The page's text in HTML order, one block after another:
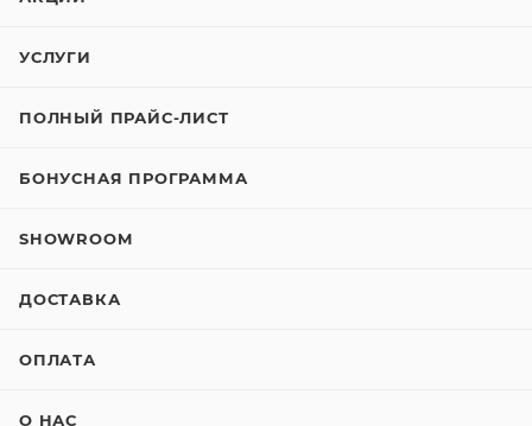
УСЛУГИ
ПОЛНЫЙ ПРАЙС-ЛИСТ
БОНУСНАЯ ПРОГРАММА
SHOWROOM
ДОСТАВКА
ОПЛАТА
О НАС